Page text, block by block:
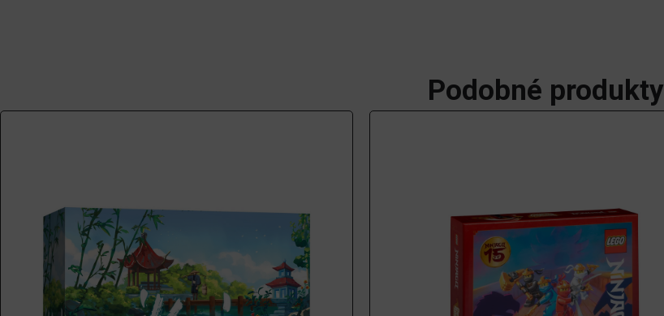
Podobné produkty